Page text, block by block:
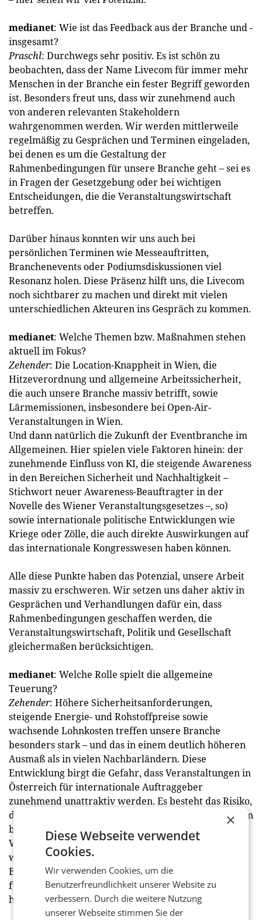
medianet: Wie ist das Feedback aus der Branche und ­
insgesamt?
Praschl: Durchwegs sehr positiv. Es ist schön zu
beobachten, dass der Name Livecom für immer mehr
Menschen in der Branche ein fester Begriff geworden
ist. Besonders freut uns, dass wir zunehmend auch
von anderen relevanten Stakeholdern
wahrgenommen werden. Wir werden mittlerweile
regelmäßig zu Gesprächen und Terminen eingeladen,
bei denen es um die Gestaltung der
Rahmenbedingungen für unsere Branche geht – sei es
in Fragen der Gesetzgebung oder bei wichtigen
Entscheidungen, die die Veranstaltungswirtschaft
betreffen.
Darüber hinaus konnten wir uns auch bei
persönlichen Terminen wie Messeauftritten,
Branchenevents oder Podiumsdiskussionen viel
Resonanz holen. Diese Präsenz hilft uns, die Livecom
noch sichtbarer zu machen und direkt mit vielen
unterschiedlichen Akteuren ins Gespräch zu kommen.
medianet: Welche Themen bzw. Maßnahmen stehen
aktuell im Fokus?
Zehender: Die Location-Knappheit in Wien, die
Hitzeverordnung und allgemeine Arbeitssicherheit,
die auch unsere Branche massiv betrifft, sowie
Lärmemissionen, insbesondere bei Open-Air-
Veranstaltungen in Wien.
Und dann natürlich die Zukunft der Eventbranche im
Allgemeinen. Hier spielen viele Faktoren hinein: der
zunehmende Einfluss von KI, die steigende Awareness
in den Bereichen Sicherheit und Nachhaltigkeit –
Stichwort neuer Awareness-Beauftragter in der
Novelle des Wiener Veranstaltungsgesetzes –, so)
sowie internationale politische Entwicklungen wie
Kriege oder Zölle, die auch direkte Auswirkungen auf
das internationale Kongresswesen haben können.
Alle diese Punkte haben das Potenzial, unsere Arbeit
massiv zu erschweren. Wir setzen uns daher aktiv in
Gesprächen und Verhandlungen dafür ein, dass
Rahmenbedingungen geschaffen werden, die
Veranstaltungswirtschaft, Politik und Gesellschaft
gleichermaßen berücksichtigen.
medianet: Welche Rolle spielt die allgemeine
Teuerung?
Zehender: Höhere Sicherheitsanforderungen,
steigende Energie- und Rohstoffpreise sowie
wachsende Lohnkosten treffen unsere Branche
besonders stark – und das in einem deutlich höheren
Ausmaß als in vielen Nachbarländern. Diese
Entwicklung birgt die Gefahr, dass Veranstaltungen in
Österreich für internationale Auftraggeber
zunehmend unattraktiv werden. Es besteht das Risiko,
dass vermehrt nicht-regionale bzw. -heimische Firmen
beauftragt werden oder dass große Kongresse und
Veranstaltungen ganz ins Ausland abwandern. Das
würde nicht nur die Wettbewerbsfähigkeit der
Branche schwächen, sondern auch erhebliche Folgen
für Wertschöpfung und Arbeitsplätze in Österreich
haben.
×
Diese Webseite verwendet
Cookies.
Wir verwenden Cookies, um die
Benutzerfreundlichkeit unserer Website zu
verbessern. Durch die weitere Nutzung
unserer Webseite stimmen Sie der